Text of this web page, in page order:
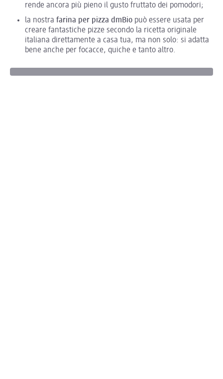
rende ancora più pieno il gusto fruttato dei pomodori;
la nostra farina per pizza dmBio può essere usata per
creare fantastiche pizze secondo la ricetta originale
italiana direttamente a casa tua, ma non solo: si adatta
bene anche per focacce, quiche e tanto altro.